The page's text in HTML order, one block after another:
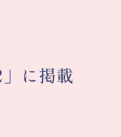
に掲載